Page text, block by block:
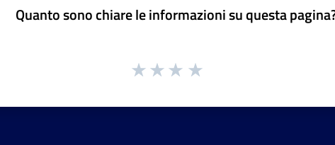
Quanto sono chiare le informazioni su questa